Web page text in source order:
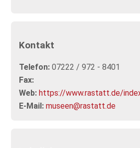
Kontakt
Telefon: 07222 / 972 - 8401
Fax:
Web: https://www.rastatt.de/
E-Mail: museen@rastatt.de